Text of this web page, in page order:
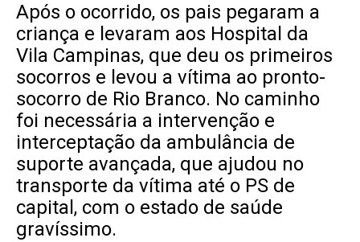
Após o ocorrido, os pais pegaram a
criança e levaram aos Hospital da
Vila Campinas, que deu os primeiros
socorros e levou a vítima ao pronto-
socorro de Rio Branco. No caminho
foi necessária a intervenção e
interceptação da ambulância de
suporte avançada, que ajudou no
transporte da vítima até o PS de
capital, com o estado de saúde
gravíssimo.